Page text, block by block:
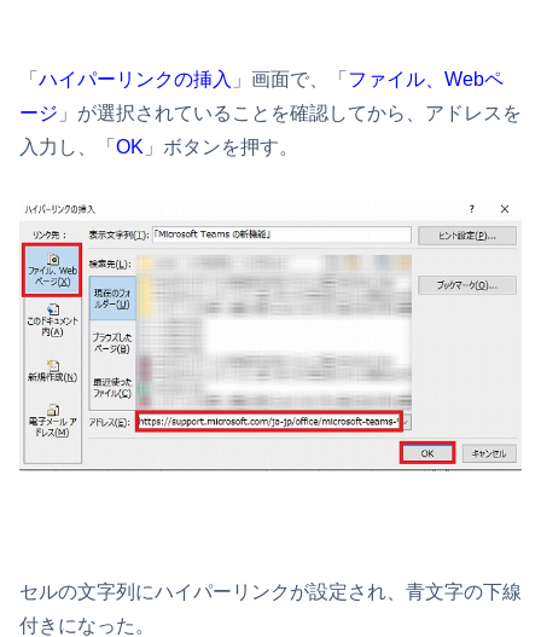
「 ハイパーリンクの挿入 」画面で、「 ファイル、Webペ
ージ 」が選択されていることを確認してから、アドレスを
入力し、「 OK 」ボタンを押す。
セルの文字列にハイパーリンクが設定され、青文字の下線
付きになった。